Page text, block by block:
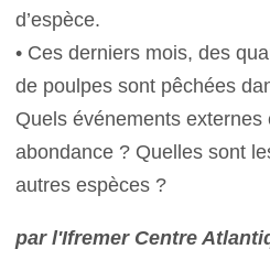
d’espèce.
• Ces derniers mois, des
de poulpes sont pêchées
Quels événements externes
abondance ? Quelles sont
autres espèces ?
par l'Ifremer Centre